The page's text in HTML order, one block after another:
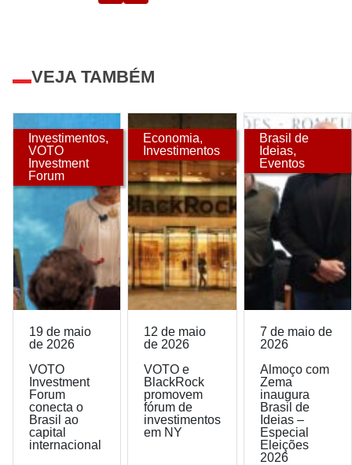
VEJA TAMBÉM
Investimentos,
VOTO
Investment
Forum
19 de maio
de 2026
VOTO
Investment
Forum
conecta o
Brasil ao
capital
internacional
Economia,
Investimentos
12 de maio
de 2026
VOTO e
BlackRock
promovem
fórum de
investimentos
em NY
Brasil de
Ideias,
Eventos
7 de maio de
2026
Almoço com
Zema
inaugura
Brasil de
Ideias –
Especial
Eleições
2026